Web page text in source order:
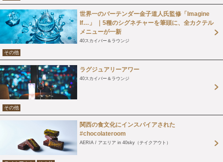
世界一のバーテンダー金子道人氏監修「Imagine
If…」 ｜5種のシグネチャーを筆頭に、全カクテル
メニューが一新
40スカイバー＆ラウンジ
その他
ラグジュアリーアワー
40スカイバー＆ラウンジ
その他
関西の食文化にインスパイアされた
#chocolateroom
AERIA / アエリア in 40sky（テイクアウト）